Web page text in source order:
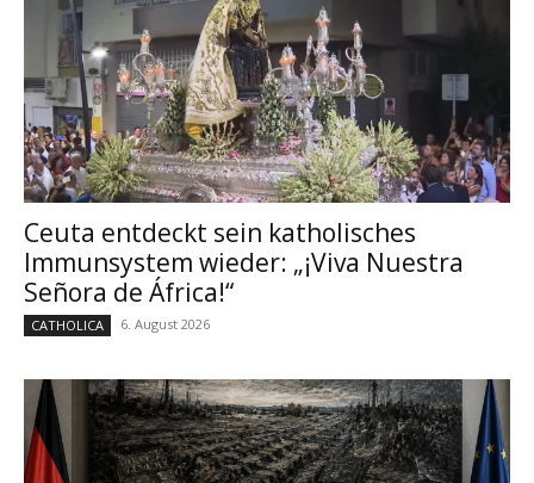
Ceuta entdeckt sein katholisches
Immunsystem wieder: „¡Viva Nuestra
Señora de África!“
CATHOLICA 6. August 2026